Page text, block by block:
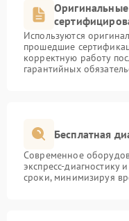
Оригинальные
Используются
прошедшие
корректную работу
гарантийных
Бесплатная
Современное
экспресс-диагностику
сроки, минимизируя